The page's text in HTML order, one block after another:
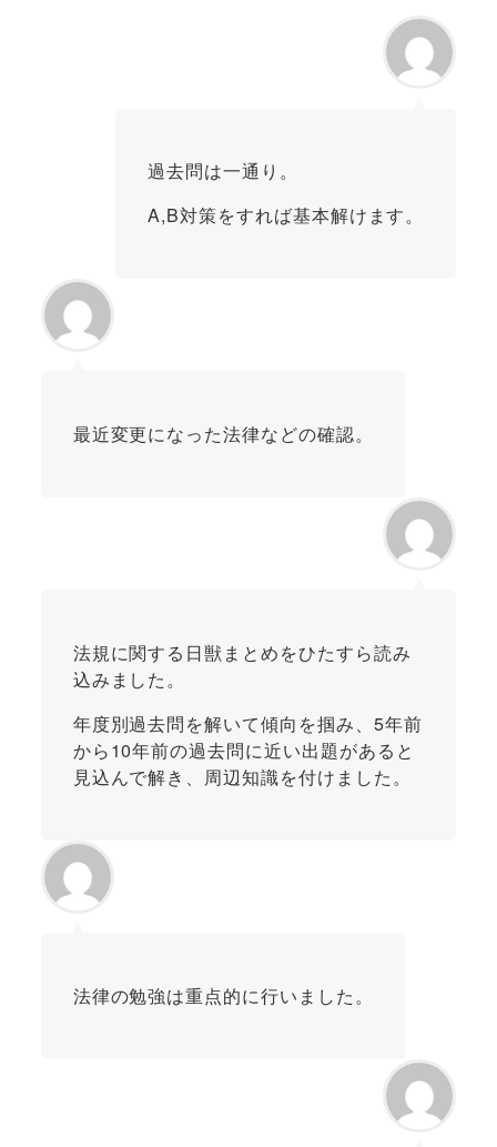
過去問は一通り。
A,B対策をすれば基本解けます。
最近変更になった法律などの確認。
法規に関する日獣まとめをひたすら読み
込みました。
年度別過去問を解いて傾向を掴み、5年前
から10年前の過去問に近い出題があると
見込んで解き、周辺知識を付けました。
法律の勉強は重点的に行いました。